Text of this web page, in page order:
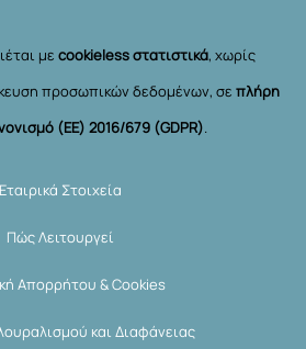
μεcookieless στατιστικά, χωρίς
προσωπικών δεδομένων, σεπλήρη
(ΕΕ) 2016/679 (GDPR).
Εταιρικά Στοιχεία
Πώς Λειτουργεί
Απορρήτου & Cookies
και Διαφάνειας